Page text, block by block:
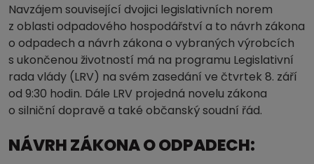
Navzájem související dvojici legislativních norem
z oblasti odpadového hospodářství a to návrh zákona
o odpadech a návrh zákona o vybraných výrobcích
s ukončenou životností má na programu Legislativní
rada vlády (LRV) na svém zasedání ve čtvrtek 8. září
od 9:30 hodin. Dále LRV projedná novelu zákona
o silniční dopravě a také občanský soudní řád.
NÁVRH ZÁKONA O ODPADECH: